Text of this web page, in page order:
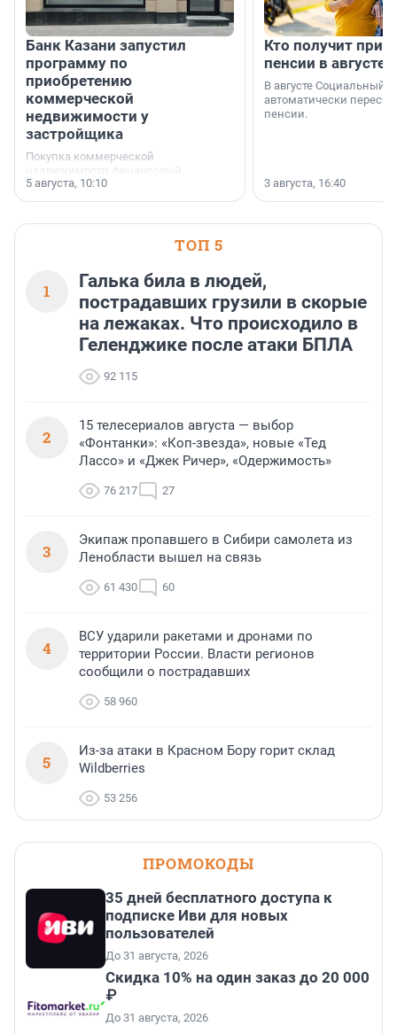
Банк Казани запустил
программу по
приобретению
коммерческой
недвижимости у
застройщика
Покупка коммерческой
недвижимости финансовый
инструмент, доступный для многих
предпринимателей. Будь то новый
или готовый арендный бизнес —
успех сделки зависит от правильного
5 августа, 10:10
Кто получит
пенсии в августе
В августе Социальный
автоматически
пенсии.
3 августа, 16:40
ТОП 5
1
Галька била в людей,
пострадавших грузили в скорые
на лежаках. Что происходило в
Геленджике после атаки БПЛА
92 115
2
15 телесериалов августа — выбор
«Фонтанки»: «Коп-звезда», новые «Тед
Лассо» и «Джек Ричер», «Одержимость»
76 217 27
3
Экипаж пропавшего в Сибири самолета из
Ленобласти вышел на связь
61 430 60
4
ВСУ ударили ракетами и дронами по
территории России. Власти регионов
сообщили о пострадавших
58 960
5
Из-за атаки в Красном Бору горит склад
Wildberries
53 256
ПРОМОКОДЫ
35 дней бесплатного доступа к
подписке Иви для новых
пользователей
До 31 августа, 2026
Скидка 10% на один заказ до 20 000
₽
До 31 августа, 2026